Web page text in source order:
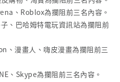
、Roblox為攔阻前三名內容。
、巴哈姆特電玩資訊站為攔阻前
、漫畫人、嗨皮漫畫為攔阻前三
、Skype為攔阻前三名內容。